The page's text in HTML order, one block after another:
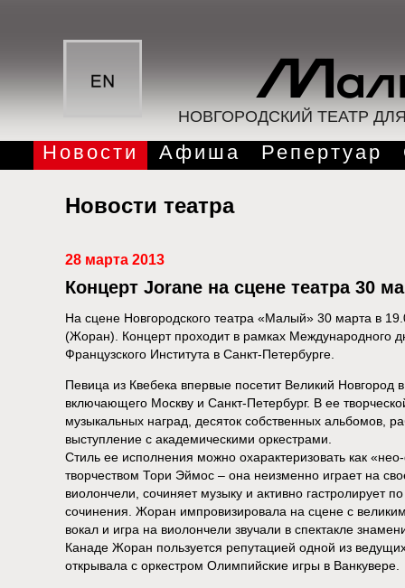
НОВГОРОДСКИЙ ТЕАТР
Новости Афиша Репертуар
Новости театра
28 марта 2013
Концерт Jorane на сцене театра 30
На сцене Новгородского театра «Малый» 30 марта в
(Жоран). Концерт проходит в рамках Международного
Французского Института в Санкт-Петербурге.
Певица из Квебека впервые посетит Великий Новгород
включающего Москву и Санкт-Петербург. В ее
музыкальных наград, десяток собственных альбомов,
выступление с академическими оркестрами.
Стиль ее исполнения можно охарактеризовать как
творчеством Тори Эймос – она неизменно играет на
виолончели, сочиняет музыку и активно гастролирует
сочинения. Жоран импровизировала на сцене с
вокал и игра на виолончели звучали в спектакле
Канаде Жоран пользуется репутацией одной из
открывала с оркестром Олимпийские игры в Ванкувере.